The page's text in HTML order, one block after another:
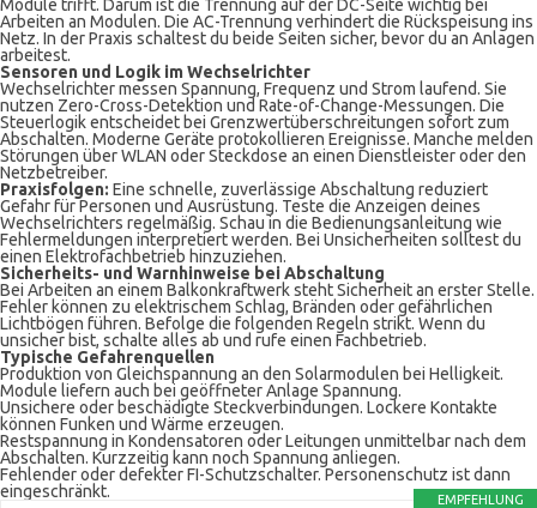
Module trifft. Darum ist die Trennung auf der DC-Seite wichtig bei
Arbeiten an Modulen. Die AC-Trennung verhindert die Rückspeisung ins
Netz. In der Praxis schaltest du beide Seiten sicher, bevor du an Anlagen
arbeitest.
Sensoren und Logik im Wechselrichter
Wechselrichter messen Spannung, Frequenz und Strom laufend. Sie
nutzen Zero-Cross-Detektion und Rate-of-Change-Messungen. Die
Steuerlogik entscheidet bei Grenzwertüberschreitungen sofort zum
Abschalten. Moderne Geräte protokollieren Ereignisse. Manche melden
Störungen über WLAN oder Steckdose an einen Dienstleister oder den
Netzbetreiber.
Praxisfolgen: Eine schnelle, zuverlässige Abschaltung reduziert
Gefahr für Personen und Ausrüstung. Teste die Anzeigen deines
Wechselrichters regelmäßig. Schau in die Bedienungsanleitung wie
Fehlermeldungen interpretiert werden. Bei Unsicherheiten solltest du
einen Elektrofachbetrieb hinzuziehen.
Sicherheits- und Warnhinweise bei Abschaltung
Bei Arbeiten an einem Balkonkraftwerk steht Sicherheit an erster Stelle.
Fehler können zu elektrischem Schlag, Bränden oder gefährlichen
Lichtbögen führen. Befolge die folgenden Regeln strikt. Wenn du
unsicher bist, schalte alles ab und rufe einen Fachbetrieb.
Typische Gefahrenquellen
Produktion von Gleichspannung an den Solarmodulen bei Helligkeit.
Module liefern auch bei geöffneter Anlage Spannung.
Unsichere oder beschädigte Steckverbindungen. Lockere Kontakte
können Funken und Wärme erzeugen.
Restspannung in Kondensatoren oder Leitungen unmittelbar nach dem
Abschalten. Kurzzeitig kann noch Spannung anliegen.
Fehlender oder defekter FI-Schutzschalter. Personenschutz ist dann
eingeschränkt.
EMPFEHLUNG